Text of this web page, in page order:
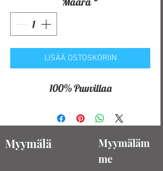
LISÄÄ OSTOSKORIIN
100% Puuvillaa
Myymälä
Myymäläm
me